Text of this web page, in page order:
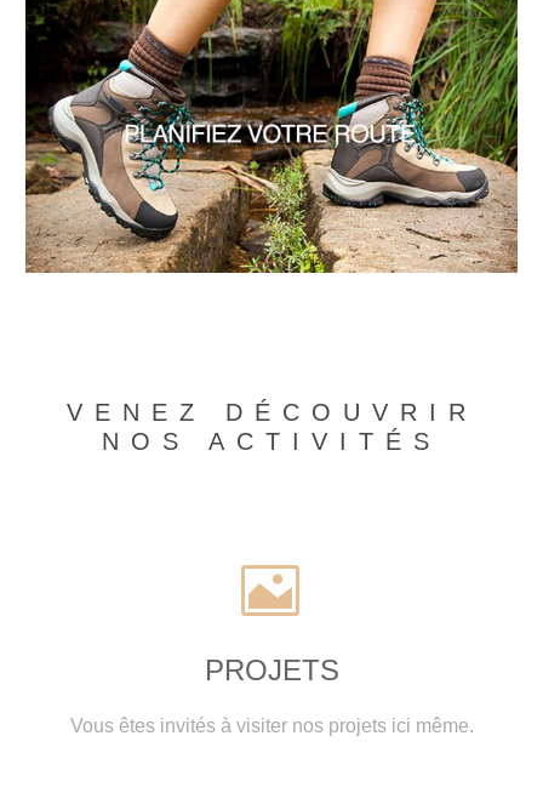
VENEZ DÉCOUVRIR
NOS ACTIVITÉS


PROJETS
Vous êtes invités à visiter nos projets ici même.